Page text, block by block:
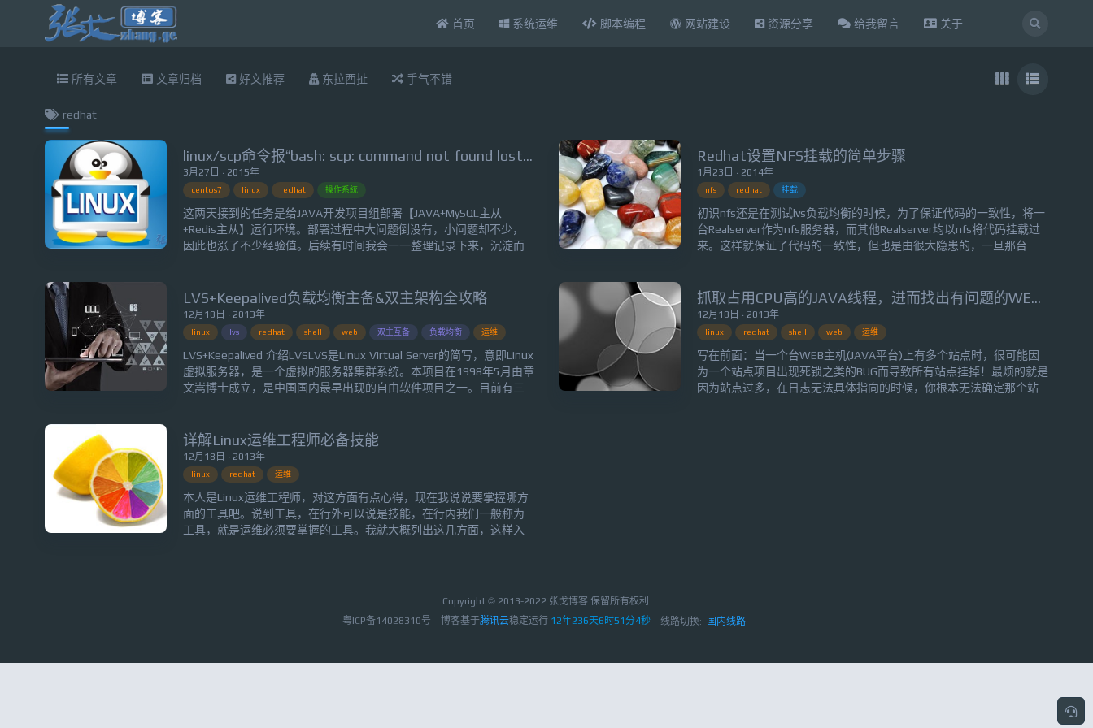
首页 系统运维 脚本编程 网站建设 资源分享 给我留言 关于
所有文章 文章归档 好文推荐 东拉西扯 手气不错
redhat
3月27日 · 2015年
linux/scp命令报“bash: scp: command not found lost connection”错误的解决办法
centos7 linux redhat 操作系統
这两天接到的任务是给JAVA开发项目组部署【JAVA+MySQL主从
+Redis主从】运行环境。部署过程中大问题倒没有，小问题却不少，
因此也涨了不少经验值。后续有时间我会一一整理记录下来，沉淀而
下面这个错误：bash: scp: c...
1月23日 · 2014年
Redhat设置NFS挂载的简单步骤
nfs redhat 挂载
初识nfs还是在测试lvs负载均衡的时候，为了保证代码的一致性，将一
台Realserver作为nfs服务器，而其他Realserver均以nfs将代码挂载过
来。这样就保证了代码的一致性，但也是由很大隐患的，一旦那台
安装且取消勾选nfs的话...
12月18日 · 2013年
LVS+Keepalived负载均衡主备&双主架构全攻略
linux lvs redhat shell web 双主互备 负载均衡 运维
LVS+Keepalived 介绍LVSLVS是Linux Virtual Server的简写，意即Linux
虚拟服务器，是一个虚拟的服务器集群系统。本项目在1998年5月由章
文嵩博士成立，是中国国内最早出现的自由软件项目之一。目前有三
12月18日 · 2013年
抓取占用CPU高的JAVA线程，进而找出有问题的WEB页面
linux redhat shell web 运维
写在前面：当一个台WEB主机(JAVA平台)上有多个站点时，很可能因
为一个站点项目出现死锁之类的BUG而导致所有站点挂掉！最烦的就是
因为站点过多，在日志无法具体指向的时候，你根本无法确定那个站
12月18日 · 2013年
详解Linux运维工程师必备技能
linux redhat 运维
本人是Linux运维工程师，对这方面有点心得，现在我说说要掌握哪方
面的工具吧。说到工具，在行外可以说是技能，在行内我们一般称为
工具，就是运维必须要掌握的工具。我就大概列出这几方面，这样入
Copyright © 2013-2022 张戈博客 保留所有权利.
粤ICP备14028310号
博客基于腾讯云稳定运行 12年236天6时51分5秒 线路切换: 国内线路